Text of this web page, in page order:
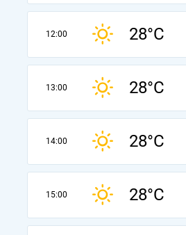
12:00 28°C
13:00 28°C
14:00 28°C
15:00 28°C